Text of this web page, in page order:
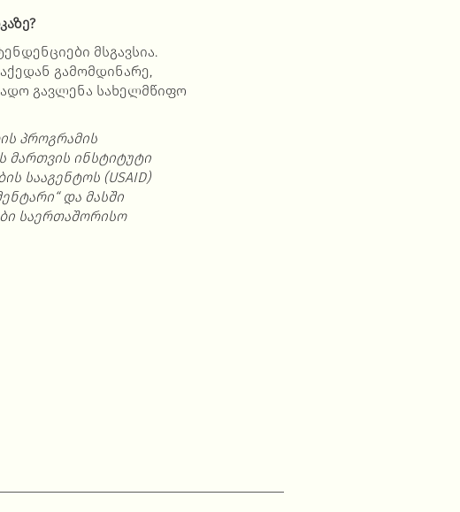
მსგავსია.
გამომდინარე,
გავლენა სახელმწიფო
პროგრამის
მართვის ინსტიტუტი
სააგენტოს (USAID)
და მასში
საერთაშორისო